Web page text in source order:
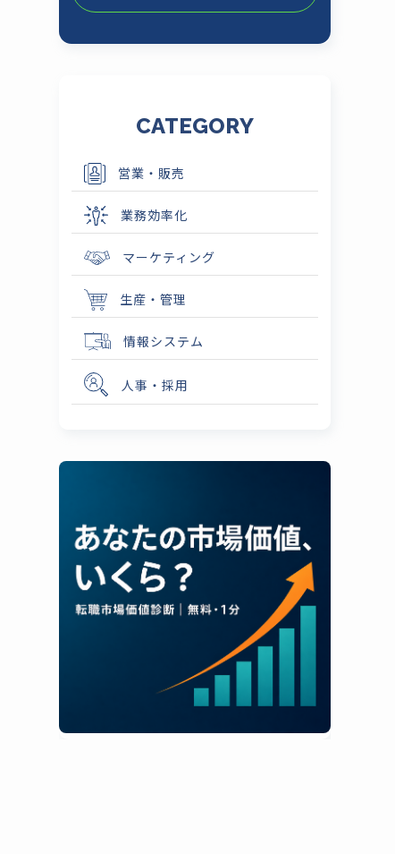
CATEGORY
営業・販売
業務効率化
マーケティング
生産・管理
情報システム
人事・採用